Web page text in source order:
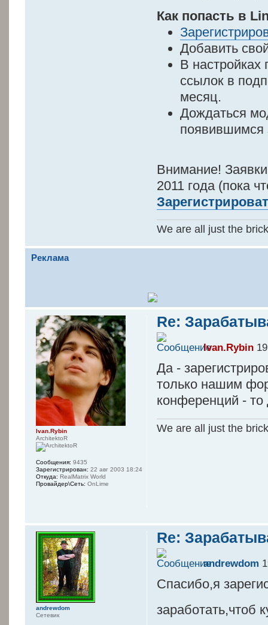
Как попасть в
Добавить
В настройках
ссылок в
месяц.
Дождаться
появившимся
Внимание!
2011 года (пока
We are all just the
Реклама
Re:
Ivan.Rybin
Да -
только нашим
конференций - то
We are all just the
Ivan.Rybin
ArchitektoR
Сообщения: 9435
Зарегистрирован: 22 авг 2003 18:24
Откуда: RealMatrix World
Провайдер\Сеть: OnLime
Re:
andrewdom
Спасибо,я
заработать,чтоб
andrewdom
Сетевик